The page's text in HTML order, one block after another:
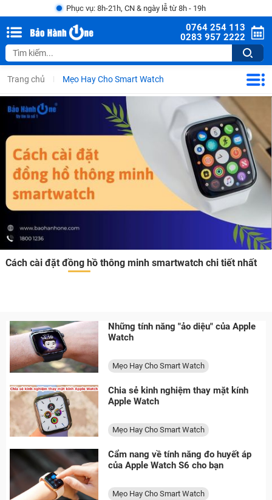
Phục vụ: 8h-21h, CN & ngày lễ từ 8h - 19h
0764 254 113
0283 957 2222
Trang chủ Mẹo Hay Cho Smart Watch
Cách cài đặt đồng hồ thông minh smartwatch chi tiết nhất
Những tính năng "ảo diệu" của Apple
Watch
Mẹo Hay Cho Smart Watch
Chia sẻ kinh nghiệm thay mặt kính
Apple Watch
Mẹo Hay Cho Smart Watch
Cẩm nang về tính năng đo huyết áp
của Apple Watch S6 cho bạn
Mẹo Hay Cho Smart Watch